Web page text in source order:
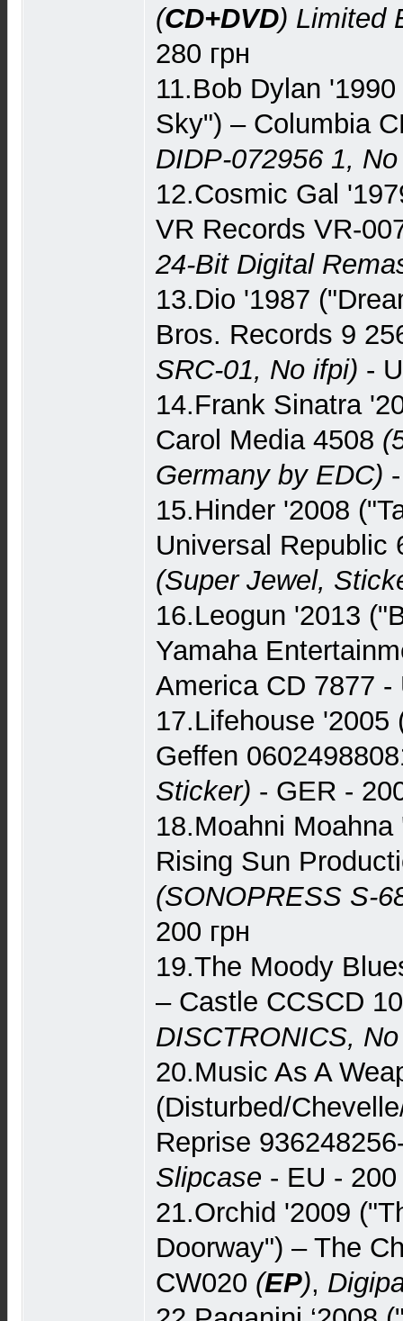
(CD+DVD) Limited
280 грн
11.Bob Dylan
Sky") – Columbia
DIDP-072956 1,
12.Cosmic Gal
VR Records VR-
24-Bit Digital
13.Dio '1987
Bros. Records 9
SRC-01, No ifpi) -
14.Frank Sinatra
Carol Media 4508
Germany by EDC)
15.Hinder '2008
Universal Republic
(Super Jewel,
16.Leogun '2013
Yamaha
America CD 7877 -
17.Lifehouse '2005
Geffen
Sticker) - GER -
18.Moahni
Rising Sun
(SONOPRESS S-
200 грн
19.The Moody
– Castle CCSCD
DISCTRONICS,
20.Music As A
(Disturbed/
Reprise
Slipcase - EU - 200
21.Orchid '2009
Doorway") – The
CW020 (EP),